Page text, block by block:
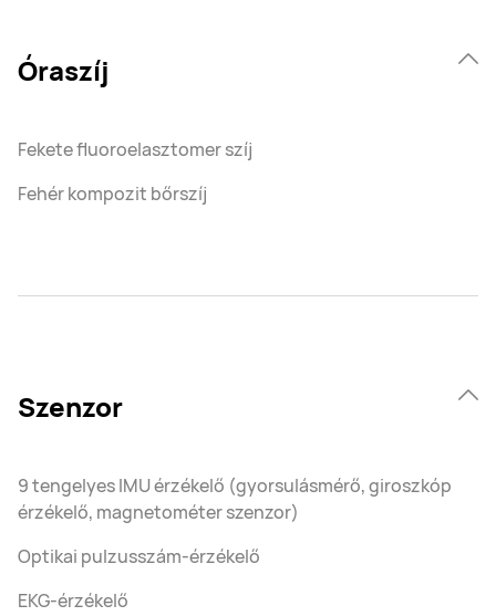
Óraszíj
Fekete fluoroelasztomer szíj
Fehér kompozit bőrszíj
Szenzor
9 tengelyes IMU érzékelő (gyorsulásmérő, giroszkóp
érzékelő, magnetométer szenzor)
Optikai pulzusszám-érzékelő
EKG-érzékelő